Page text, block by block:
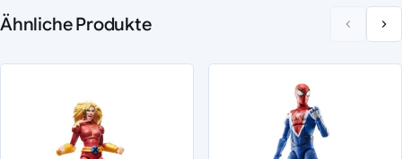
Ähnliche Produkte